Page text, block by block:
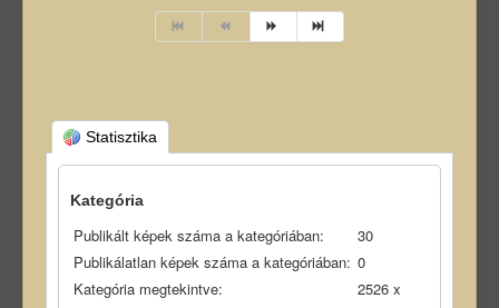
Statisztika
Kategória
Publikált képek száma a kategóriában:
30
Publikálatlan képek száma a kategóriában: 0
Kategória megtekintve:
2526 x